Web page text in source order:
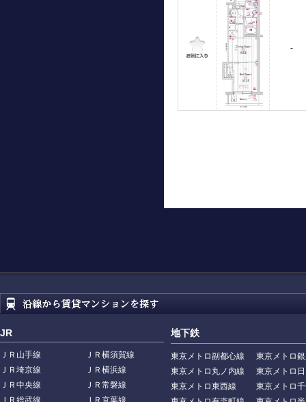
-
JR
ＪＲ山手線
ＪＲ横須賀線
ＪＲ埼京線
ＪＲ横浜線
ＪＲ中央線
ＪＲ常磐線
地下鉄
東京メトロ副都心線
東京メトロ
東京メトロ丸ノ内線
東京メトロ
東京メトロ東西線
東京メトロ